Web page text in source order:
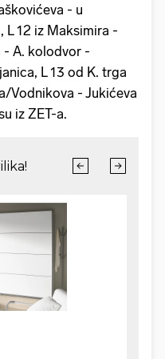
- u
L 12 iz Maksimira -
- A. kolodvor -
L 13 od K. trga
Vodnikova - Jukićeva
iz ZET-a.